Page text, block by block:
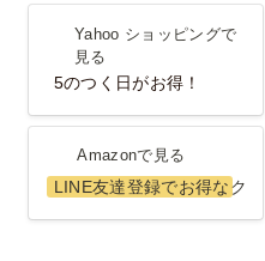
Yahoo ショッピングで見
Yahoo ショッピングで
見る
5のつく日がお得！
Amazonで見る
Amazonで見る
LINE友達登録でお得なク